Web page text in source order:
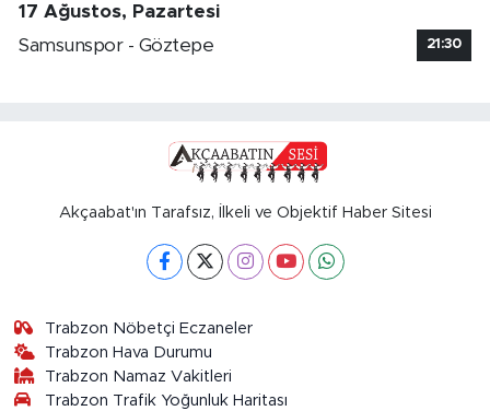
17 Ağustos, Pazartesi
Samsunspor - Göztepe
21:30
Akçaabat'ın Tarafsız, İlkeli ve Objektif Haber Sitesi
Trabzon Nöbetçi Eczaneler
Trabzon Hava Durumu
Trabzon Namaz Vakitleri
Trabzon Trafik Yoğunluk Haritası